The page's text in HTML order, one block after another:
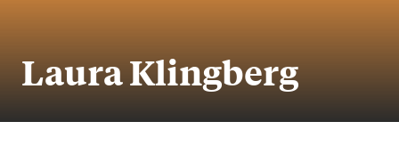
Laura Klingberg